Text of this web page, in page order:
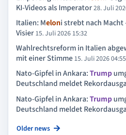
KI-Videos als Imperator28. Juli
Italien: Meloni strebt nach Macht
Visier 15. Juli 2026 15:32
Wahlrechtsreform in Italien
mit einer Stimme 15. Juli 2026 04:55
Nato-Gipfel in Ankara:Trump
Deutschland meldet
Nato-Gipfel in Ankara:Trump
Deutschland meldet
Older news